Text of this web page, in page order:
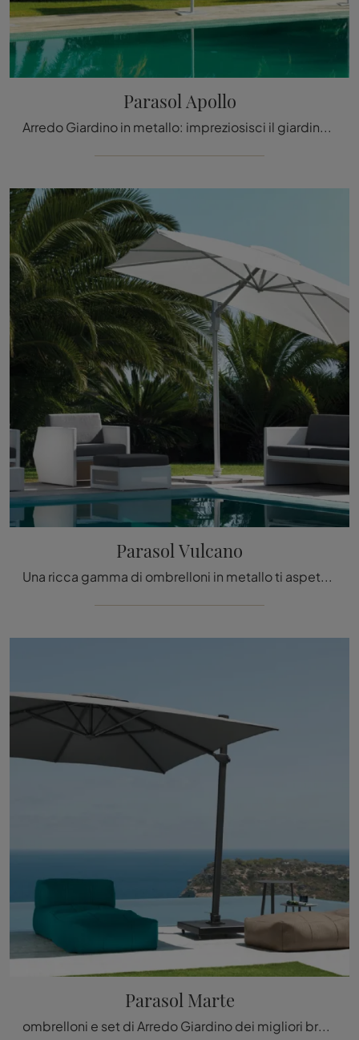
Parasol Apollo
Arredo Giardino in metallo: impreziosisci il giardino con diverse soluzioni di ombrelloni del brand Talenti.
Parasol Vulcano
Una ricca gamma di ombrelloni in metallo ti aspetta in negozio: clicca e scopri il modello Parasol Vulcano di Talenti.
Parasol Marte
ombrelloni e set di Arredo Giardino dei migliori brand: scopri di più sul modello Parasol Marte di Talenti, clicca subito!